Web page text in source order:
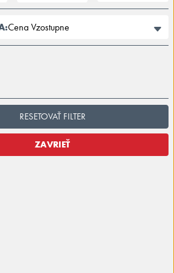
Cena Vzostupne
RESETOVAŤ FILTER
ZAVRIEŤ